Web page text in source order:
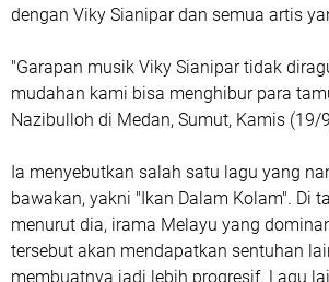
dengan Viky Sianipar dan semua artis
"Garapan musik Viky Sianipar tidak
mudahan kami bisa menghibur para
Nazibulloh di Medan, Sumut, Kamis (19/
Ia menyebutkan salah satu lagu yang
bawakan, yakni "Ikan Dalam Kolam". Di
menurut dia, irama Melayu yang
tersebut akan mendapatkan sentuhan
membuatnya jadi lebih progresif. Lagu